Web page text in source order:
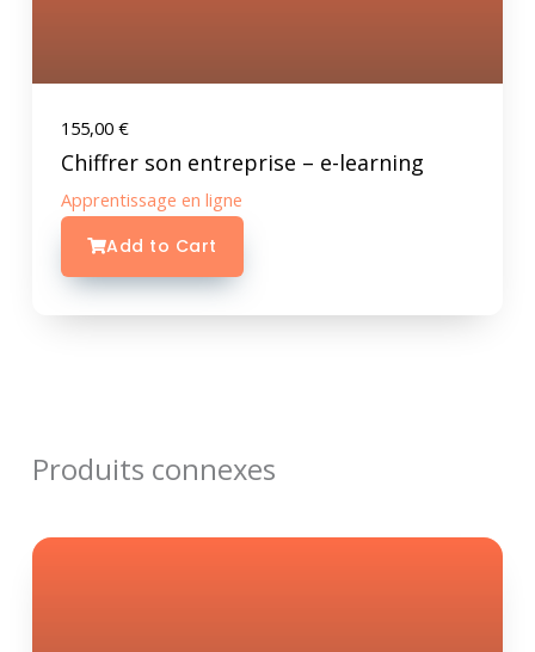
155,00 €
Chiffrer son entreprise – e-learning
Apprentissage en ligne
Add to Cart
Produits connexes